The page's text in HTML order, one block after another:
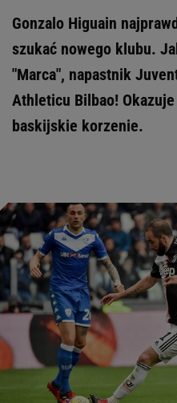
Gonzalo Higuain
szukać nowego klubu.
"Marca", napastnik
Athleticu Bilbao!
baskijskie korzenie.